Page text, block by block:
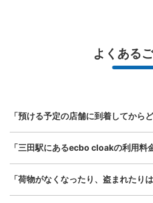
スマホからお店
指定して事
全国1,000箇所以
最大辺が45cm未満の大
バッグ、お手荷物など）
¥800/ 日
器、ベビーカーなど）
よくある
「預ける予定の店舗に到着してから
「三田駅にあるecbo cloakの利用料
「荷物がなくなったり、盗まれたり